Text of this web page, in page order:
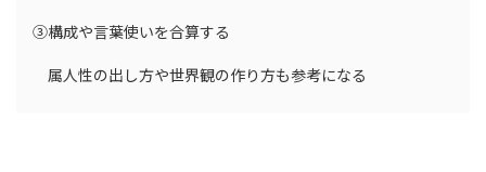
③構成や言葉使いを合算する
属人性の出し方や世界観の作り方も参考になる